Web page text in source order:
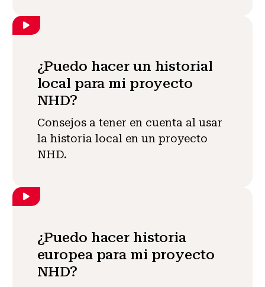
¿Puedo hacer un historial
local para mi proyecto
NHD?
Consejos a tener en cuenta al usar
la historia local en un proyecto
NHD.
¿Puedo hacer historia
europea para mi proyecto
NHD?